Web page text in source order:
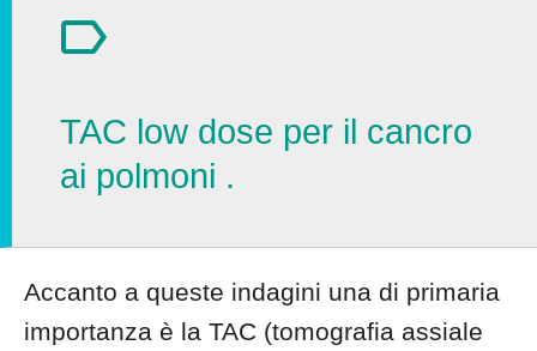
TAC low dose per il cancro
ai polmoni .
Accanto a queste indagini una di primaria
importanza è la TAC (tomografia assiale